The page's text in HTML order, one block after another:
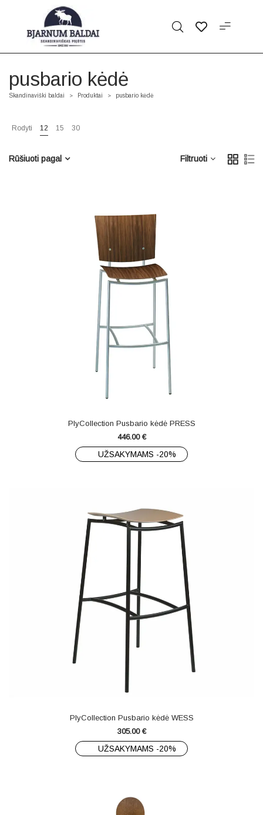
pusbario kėdė
Skandinaviški baldai > Produktai > pusbario kėdė
Rodyti 12 15 30
Filtruoti
Rūšiuoti pagal
PlyCollection Pusbario kėdė PRESS
446.00 €
UŽSAKYMAMS -20%
PlyCollection Pusbario kėdė WESS
305.00 €
UŽSAKYMAMS -20%